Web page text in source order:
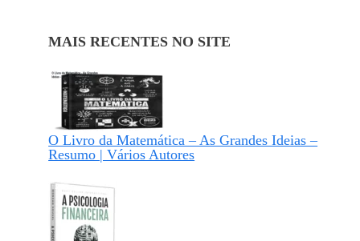
MAIS RECENTES NO SITE
O Livro da Matemática – As Grandes Ideias –
Resumo | Vários Autores